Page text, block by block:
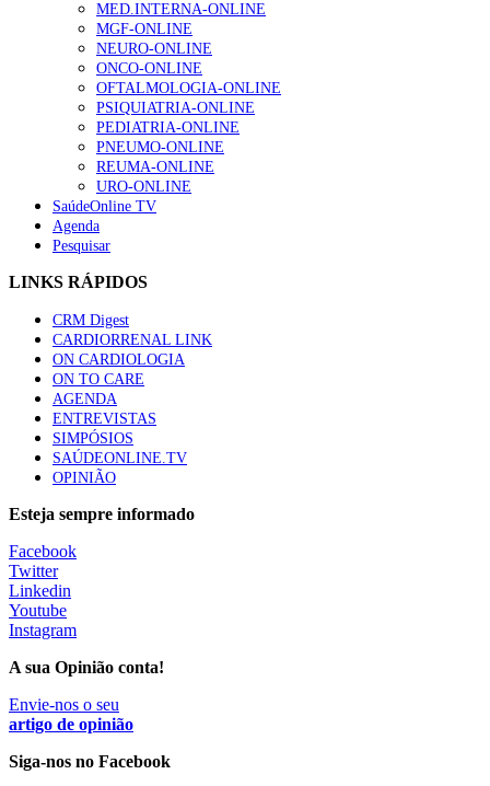
1.º Episódio do Podcast “Frequência Cardio – Sintoniza-
te na Insuficiência Cardíaca” da Bayer
99 visualizações
“Os programas de rastreio do cancro do pulmão são
custo-efetivos e representam um investimento
sustentável para os sistemas de saúde”
88 visualizações
apresentavam níveis elevados de Lp(a), revela estudo
Trodelvy aprovado para primeira linha no cancro da
mama triplo negativo metastático em doentes não
elegíveis para inibidores PD-(L)1
61 visualizações
MAIS NOTÍCIAS
Quase 11.900 jovens recorreram aos cheques psicólogo e
nutricionista no primeiro mês
7 Ago, 2026
ULS de Coimbra estreia cirurgia endoscópica do ouvido com
apoio robótico em Portugal
MED.INTERNA-ONLINE
MGF-ONLINE
NEURO-ONLINE
ONCO-ONLINE
OFTALMOLOGIA-ONLINE
PSIQUIATRIA-ONLINE
PEDIATRIA-ONLINE
PNEUMO-ONLINE
REUMA-ONLINE
URO-ONLINE
SaúdeOnline TV
Agenda
Pesquisar
LINKS RÁPIDOS
CRM Digest
CARDIORRENAL LINK
ON CARDIOLOGIA
ON TO CARE
AGENDA
ENTREVISTAS
SIMPÓSIOS
SAÚDEONLINE.TV
OPINIÃO
Esteja sempre informado
Facebook
Twitter
Linkedin
Youtube
Instagram
A sua Opinião conta!
Envie-nos o seu
artigo de opinião
Siga-nos no Facebook